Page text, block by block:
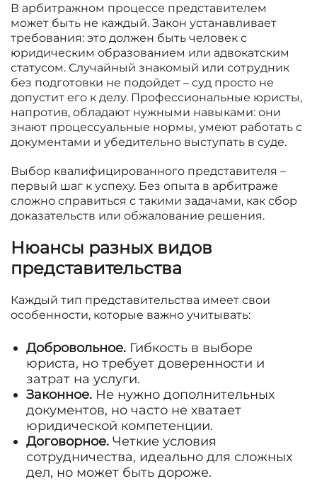
В арбитражном процессе представителем
может быть не каждый. Закон устанавливает
требования: это должен быть человек с
юридическим образованием или адвокатским
статусом. Случайный знакомый или сотрудник
без подготовки не подойдет – суд просто не
допустит его к делу. Профессиональные юристы,
напротив, обладают нужными навыками: они
знают процессуальные нормы, умеют работать с
документами и убедительно выступать в суде.
Выбор квалифицированного представителя –
первый шаг к успеху. Без опыта в арбитраже
сложно справиться с такими задачами, как сбор
доказательств или обжалование решения.
Нюансы разных видов
представительства
Каждый тип представительства имеет свои
особенности, которые важно учитывать:
Добровольное. Гибкость в выборе
юриста, но требует доверенности и
затрат на услуги.
Законное. Не нужно дополнительных
документов, но часто не хватает
юридической компетенции.
Договорное. Четкие условия
сотрудничества, идеально для сложных
дел, но может быть дороже.